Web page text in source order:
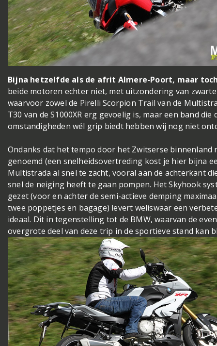
Bijna hetzelfde als de afrit Almere-Poort, maar
beide motoren echter niet, met uitzondering van
waarvoor zowel de Pirelli Scorpion Trail van de
T30 van de S1000XR erg gevoelig is, maar een band
omstandigheden wél grip biedt hebben wij nog niet
Ondanks dat het tempo door het Zwitserse
genoemd (een snelheidsovertreding kost je hier bijna
Multistrada al snel te zacht, vooral aan de achterkant
snel de neiging heeft te gaan pompen. Het Skyhook
gezet (voor en achter de semi-actieve demping
twee poppetjes en bagage) levert weliswaar een
ideaal. Dit in tegenstelling tot de BMW, waarvan de
overgrote deel van deze trip in de sportieve stand kan